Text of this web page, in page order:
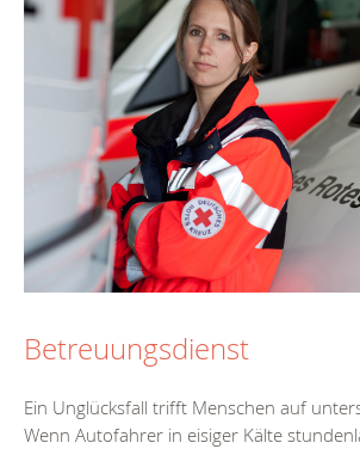
Betreuungsdienst
Ein Unglücksfall trifft Menschen auf
Wenn Autofahrer in eisiger Kälte